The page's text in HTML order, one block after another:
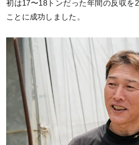
初は17〜18トンだった年間の反収を
ことに成功しました。